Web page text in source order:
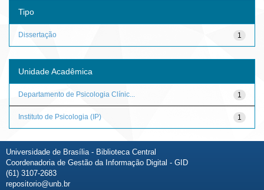
Tipo
1
Dissertação
Unidade Acadêmica
1
Departamento de Psicologia Clínic...
1
Instituto de Psicologia (IP)
Universidade de Brasília - Biblioteca Central
Coordenadoria de Gestão da Informação Digital - GID
(61) 3107-2683
repositorio@unb.br